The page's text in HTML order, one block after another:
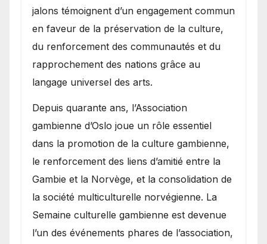
jalons témoignent d’un engagement commun
en faveur de la préservation de la culture,
du renforcement des communautés et du
rapprochement des nations grâce au
langage universel des arts.
​Depuis quarante ans, l’Association
gambienne d’Oslo joue un rôle essentiel
dans la promotion de la culture gambienne,
le renforcement des liens d’amitié entre la
Gambie et la Norvège, et la consolidation de
la société multiculturelle norvégienne. La
Semaine culturelle gambienne est devenue
l’un des événements phares de l’association,